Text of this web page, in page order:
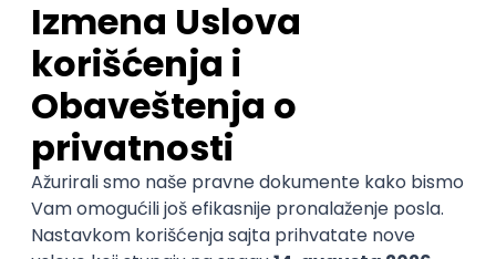
Poslovi iz drugih gradova.
Najnovije
Flutter Developer (Medior)
Factory World Wide
Beograd
04.09.2026.